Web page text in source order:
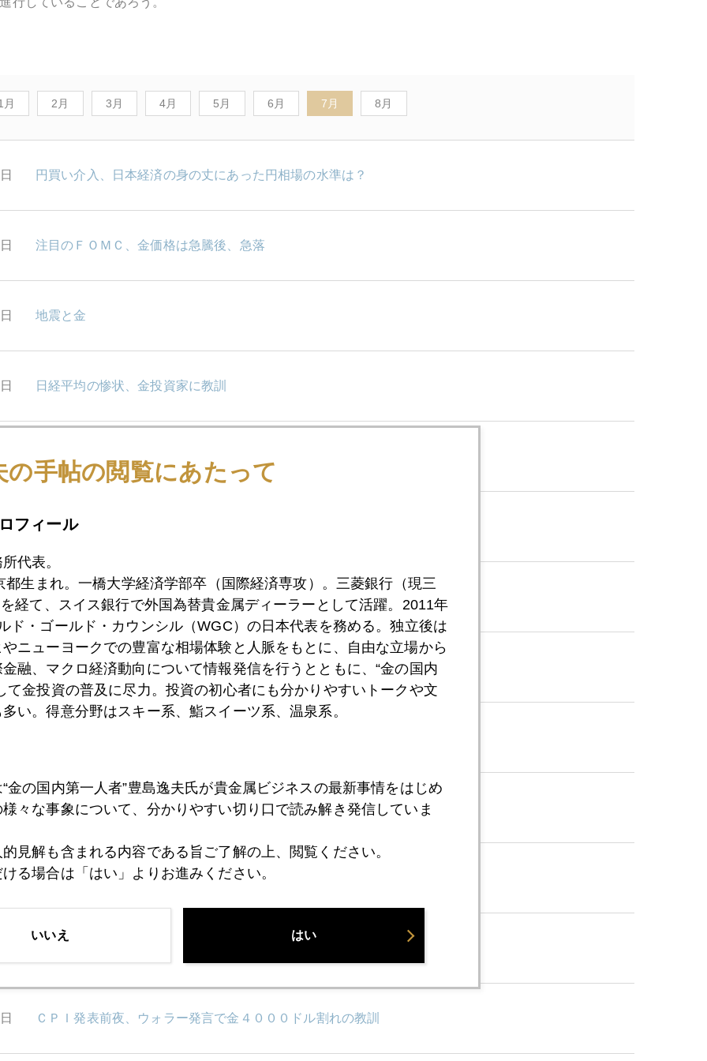
月 2月 3月 4月 5月 6月 7月 8月
円買い介入、日本経済の身の丈にあった円相場の水準は？
注目のＦＯＭＣ、金価格は急騰後、急落
地震と金
日経平均の惨状、金投資家に教訓
中国の現物需要が下支え、ＮＹ市場はＦＯＭＣに注目
確信無き金買い、脆さ露呈
金、底入れサイン点灯を待ち受ける金投資家たち
ロシア、４３トンの公的金売却
金価格、ここが正念場
投資マネーはどこに行った
ＣＰＩ発表前夜、ウォラー発言で金４０００ドル割れの教訓
の手帖の閲覧にあたって
フィール
代表。
都生まれ。一橋大学経済学部卒（国際経済専攻）。三菱銀行（現三
経て、スイス銀行で外国為替貴金属ディーラーとして活躍。2011年
ド・ゴールド・カウンシル（WGC）の日本代表を務める。独立後は
ニューヨークでの豊富な相場体験と人脈をもとに、自由な立場から
融、マクロ経済動向について情報発信を行うとともに、“金の国内
て金投資の普及に尽力。投資の初心者にも分かりやすいトークや文
い。得意分野はスキー系、鮨スイーツ系、温泉系。
金の国内第一人者”豊島逸夫氏が貴金属ビジネスの最新事情をはじめ
々な事象について、分かりやすい切り口で読み解き発信していま
見解も含まれる内容である旨ご了解の上、閲覧ください。
る場合は「はい」よりお進みください。
いいえ はい